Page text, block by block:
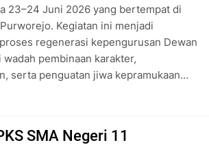
23–24 Juni 2026 yang bertempat di
Kegiatan ini menjadi
regenerasi kepengurusan Dewan
pembinaan karakter,
serta penguatan jiwa kepramukaan…
SMA Negeri 11